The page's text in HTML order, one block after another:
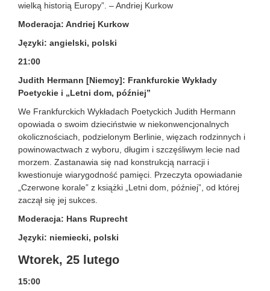
wielką historią Europy”. – Andriej Kurkow
Moderacja: Andriej Kurkow
Języki: angielski, polski
21:00
Judith Hermann [Niemcy]: Frankfurckie Wykłady
Poetyckie i „Letni dom, później”
We Frankfurckich Wykładach Poetyckich Judith Hermann
opowiada o swoim dzieciństwie w niekonwencjonalnych
okolicznościach, podzielonym Berlinie, więzach rodzinnych i
powinowactwach z wyboru, długim i szczęśliwym lecie nad
morzem. Zastanawia się nad konstrukcją narracji i
kwestionuje wiarygodność pamięci. Przeczyta opowiadanie
„Czerwone korale” z książki „Letni dom, później”, od której
zaczął się jej sukces.
Moderacja: Hans Ruprecht
Języki: niemiecki, polski
Wtorek, 25 lutego
15:00